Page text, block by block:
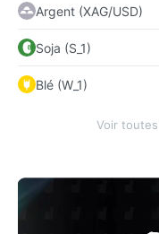
Argent (XAG/USD)
Soja (S_1)
Blé (W_1)
Voir